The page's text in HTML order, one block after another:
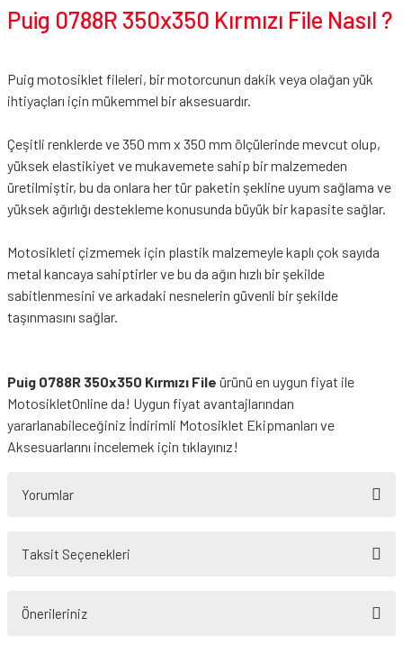
Puig 0788R 350x350 Kırmızı File Nasıl ?
Puig motosiklet fileleri, bir motorcunun dakik veya olağan yük
ihtiyaçları için mükemmel bir aksesuardır.
Çeşitli renklerde ve 350 mm x 350 mm ölçülerinde mevcut olup,
yüksek elastikiyet ve mukavemete sahip bir malzemeden
üretilmiştir, bu da onlara her tür paketin şekline uyum sağlama ve
yüksek ağırlığı destekleme konusunda büyük bir kapasite sağlar.
Motosikleti çizmemek için plastik malzemeyle kaplı çok sayıda
metal kancaya sahiptirler ve bu da ağın hızlı bir şekilde
sabitlenmesini ve arkadaki nesnelerin güvenli bir şekilde
taşınmasını sağlar.
Puig 0788R 350x350 Kırmızı File ürünü en uygun fiyat ile
MotosikletOnline da! Uygun fiyat avantajlarından
yararlanabileceğiniz İndirimli Motosiklet Ekipmanları ve
Aksesuarlarını incelemek için tıklayınız!
Yorumlar
Taksit Seçenekleri
Önerileriniz